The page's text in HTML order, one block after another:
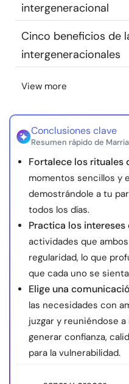
Idioma
nosotros
intergeneracional
Cinco beneficios de
intergeneracionales
View more
Conclusiones clave
Resumen rápido de
Fortalece los rituales
momentos sencillos y
demostrándole a tu
todos los días.
Practica los
actividades que
regularidad, lo que
que cada uno se
Elige una
las necesidades con
juzgar y reuniéndose
generar confianza,
para la vulnerabilidad.